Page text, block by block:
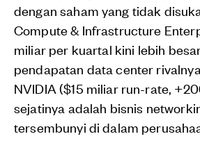
dengan saham yang tidak
Compute & Infrastructure
miliar per kuartal kini lebih
pendapatan data center
NVIDIA ($15 miliar run-rate,
sejatinya adalah bisnis
tersembunyi di dalam